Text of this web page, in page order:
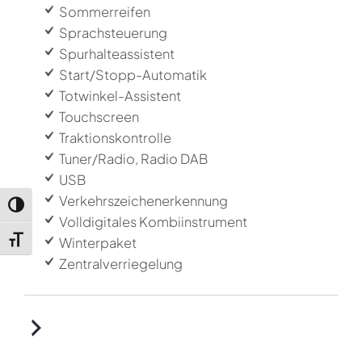
Umschalten auf hohe Kontraste
Schrift vergrößern
Sommerreifen
Sprachsteuerung
Spurhalteassistent
Start/Stopp-Automatik
Totwinkel-Assistent
Touchscreen
Traktionskontrolle
Tuner/Radio, Radio DAB
USB
Verkehrszeichenerkennung
Volldigitales Kombiinstrument
Winterpaket
Zentralverriegelung